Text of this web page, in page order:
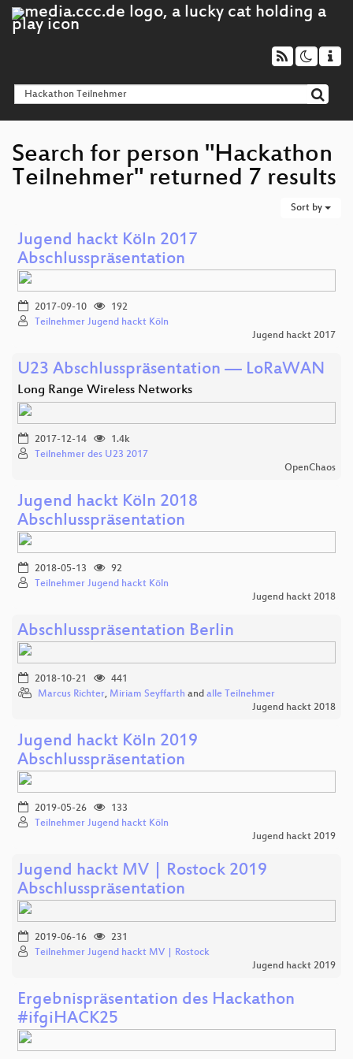
Search for person "Hackathon
Teilnehmer" returned 7 results
Sort by
Jugend hackt Köln 2017
Abschlusspräsentation
2017-09-10
192
Teilnehmer Jugend hackt Köln
Jugend hackt 2017
U23 Abschlusspräsentation — LoRaWAN
Long Range Wireless Networks
2017-12-14
1.4k
Teilnehmer des U23 2017
OpenChaos
Jugend hackt Köln 2018
Abschlusspräsentation
2018-05-13
92
Teilnehmer Jugend hackt Köln
Jugend hackt 2018
Abschlusspräsentation Berlin
2018-10-21
441
Marcus Richter, Miriam Seyffarth and alle Teilnehmer
Jugend hackt 2018
Jugend hackt Köln 2019
Abschlusspräsentation
2019-05-26
133
Teilnehmer Jugend hackt Köln
Jugend hackt 2019
Jugend hackt MV | Rostock 2019
Abschlusspräsentation
2019-06-16
231
Teilnehmer Jugend hackt MV | Rostock
Jugend hackt 2019
Ergebnispräsentation des Hackathon
#ifgiHACK25